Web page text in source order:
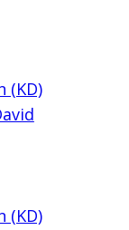
(KD)
(KD)